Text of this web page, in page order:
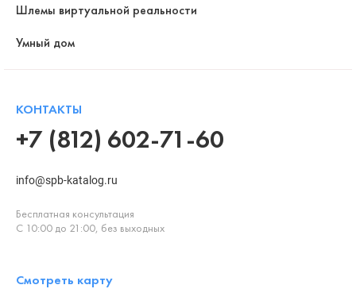
Шлемы виртуальной реальности
Умный дом
КОНТАКТЫ
+7 (812) 602-71-60
info@spb-katalog.ru
Бесплатная консультация
С 10:00 до 21:00, без выходных
Смотреть карту